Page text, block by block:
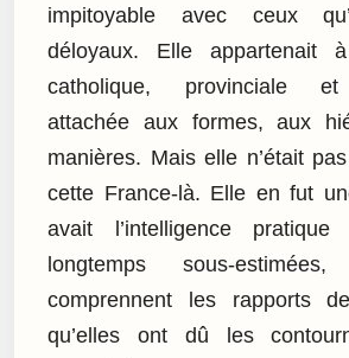
impitoyable avec ceux
déloyaux. Elle appartenait
catholique, provinciale et
attachée aux formes, aux
manières. Mais elle n’était
cette France-là. Elle en fut
avait l’intelligence
longtemps sous-
comprennent les rapports
qu’elles ont dû les